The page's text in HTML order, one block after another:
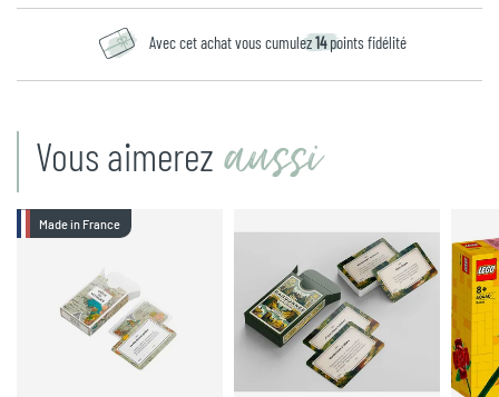
Avec cet achat vous cumulez14 points fidélité
Vous aimerez aussi
Made in France